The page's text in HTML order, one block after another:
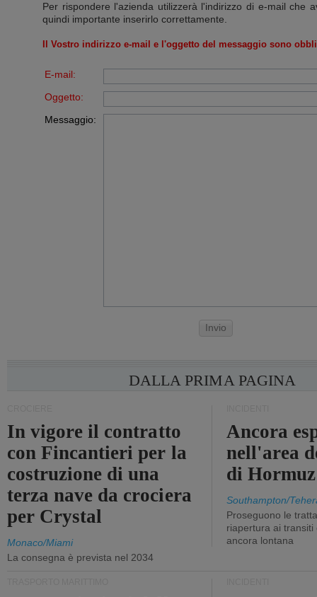
Per rispondere l'azienda utilizzerà l'indirizzo di e-mail che
quindi importante inserirlo correttamente.
Il Vostro indirizzo e-mail e l'oggetto del messaggio sono
E-mail:
Oggetto:
Messaggio:
Invio
DALLA PRIMA PAGINA
In vigore il contratto
con Fincantieri per la
costruzione di una
terza nave da crociera
per Crystal
Monaco/Miami
La consegna è prevista nel 2034
Ancora
nell'area
di Hormuz
Southampton/
Proseguono le
riapertura ai
ancora lontana